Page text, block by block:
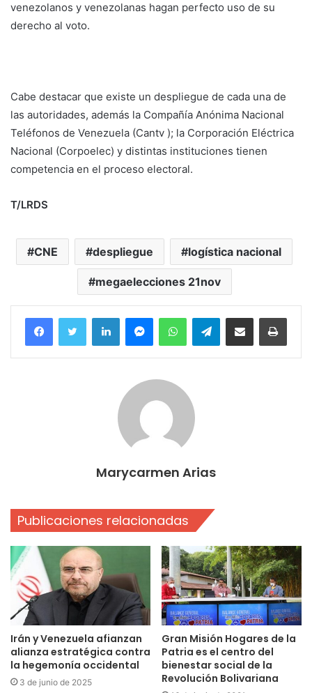
venezolanos y venezolanas hagan perfecto uso de su
derecho al voto.
Cabe destacar que existe un despliegue de cada una de
las autoridades, además la Compañía Anónima Nacional
Teléfonos de Venezuela (Cantv ); la Corporación Eléctrica
Nacional (Corpoelec) y distintas instituciones tienen
competencia en el proceso electoral.
T/LRDS
CNE despliegue logística nacional
megaelecciones 21nov
FacebookTwitter LinkedInMessengerWhatsAppTelegramCompartir por correo electrónico
Marycarmen Arias
Publicaciones relacionadas
Irán y Venezuela afianzan
alianza estratégica contra
la hegemonía occidental
3 de junio de 2025
Gran Misión Hogares de la
Patria es el centro del
bienestar social de la
Revolución Bolivariana